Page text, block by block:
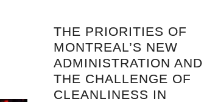
THE PRIORITIES OF
MONTREAL’S NEW
ADMINISTRATION AND
THE CHALLENGE OF
CLEANLINESS IN